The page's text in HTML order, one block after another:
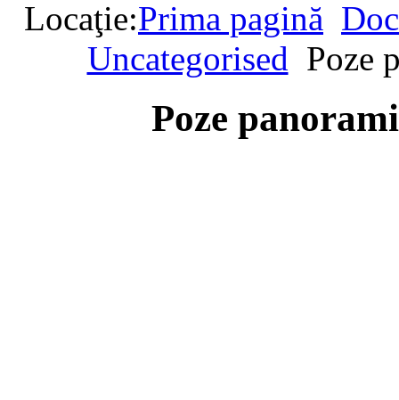
Locaţie:Prima pagină
Uncategorised Poze
Poze